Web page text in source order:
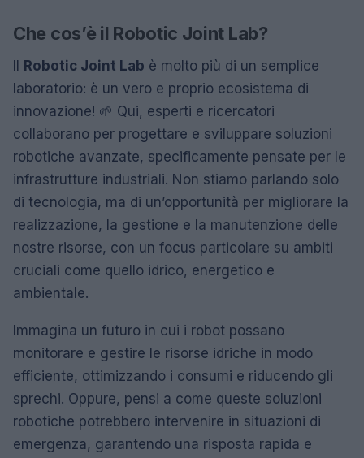
Che cos’è il Robotic Joint Lab?
Robotic Joint Lab è molto più di un semplice
laboratorio: è un vero e proprio ecosistema di
innovazione! 🌱 Qui, esperti e ricercatori
collaborano per progettare e sviluppare soluzioni
robotiche avanzate, specificamente pensate per le
infrastrutture industriali. Non stiamo parlando solo
di tecnologia, ma di un’opportunità per migliorare la
realizzazione, la gestione e la manutenzione delle
nostre risorse, con un focus particolare su ambiti
cruciali come quello idrico, energetico e
ambientale.
Immagina un futuro in cui i robot possano
monitorare e gestire le risorse idriche in modo
efficiente, ottimizzando i consumi e riducendo gli
sprechi. Oppure, pensi a come queste soluzioni
robotiche potrebbero intervenire in situazioni di
emergenza, garantendo una risposta rapida e